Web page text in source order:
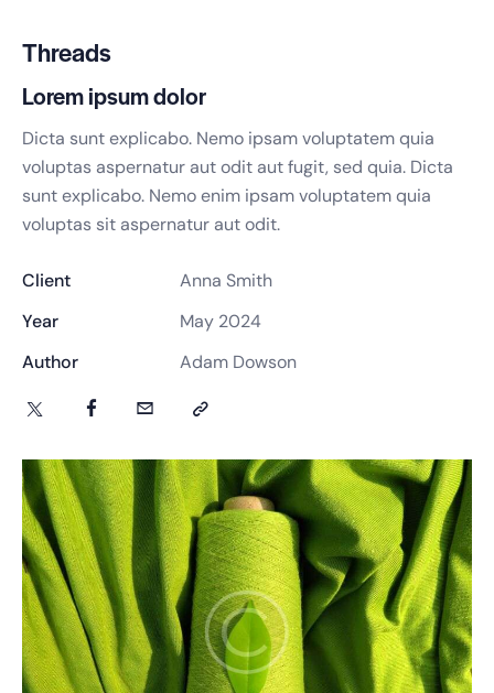
Threads
Lorem ipsum dolor
Dicta sunt explicabo. Nemo ipsam voluptatem quia
voluptas aspernatur aut odit aut fugit, sed quia. Dicta
sunt explicabo. Nemo enim ipsam voluptatem quia
voluptas sit aspernatur aut odit.
Client
Anna Smith
Year
May 2024
Author
Adam Dowson